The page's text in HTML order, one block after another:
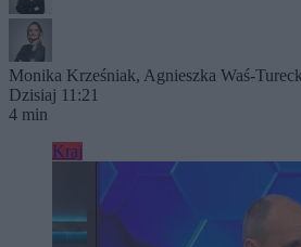
Monika Krześniak, Agnieszka Waś-
Dzisiaj 11:21
4 min
Kraj